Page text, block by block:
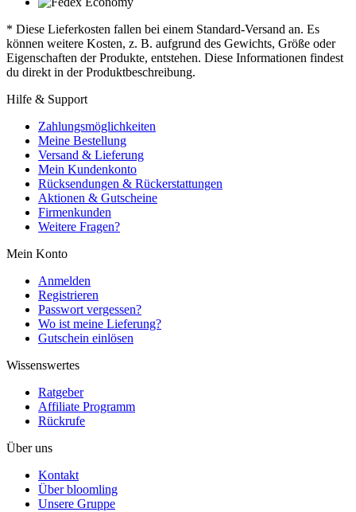
* Diese Lieferkosten fallen bei einem Standard-Versand an. Es
können weitere Kosten, z. B. aufgrund des Gewichts, Größe oder
Eigenschaften der Produkte, entstehen. Diese Informationen findest
du direkt in der Produktbeschreibung.
Hilfe & Support
Zahlungsmöglichkeiten
Meine Bestellung
Versand & Lieferung
Mein Kundenkonto
Rücksendungen & Rückerstattungen
Aktionen & Gutscheine
Firmenkunden
Weitere Fragen?
Mein Konto
Anmelden
Registrieren
Passwort vergessen?
Wo ist meine Lieferung?
Gutschein einlösen
Wissenswertes
Ratgeber
Affiliate Programm
Rückrufe
Über uns
Kontakt
Über bloomling
Unsere Gruppe